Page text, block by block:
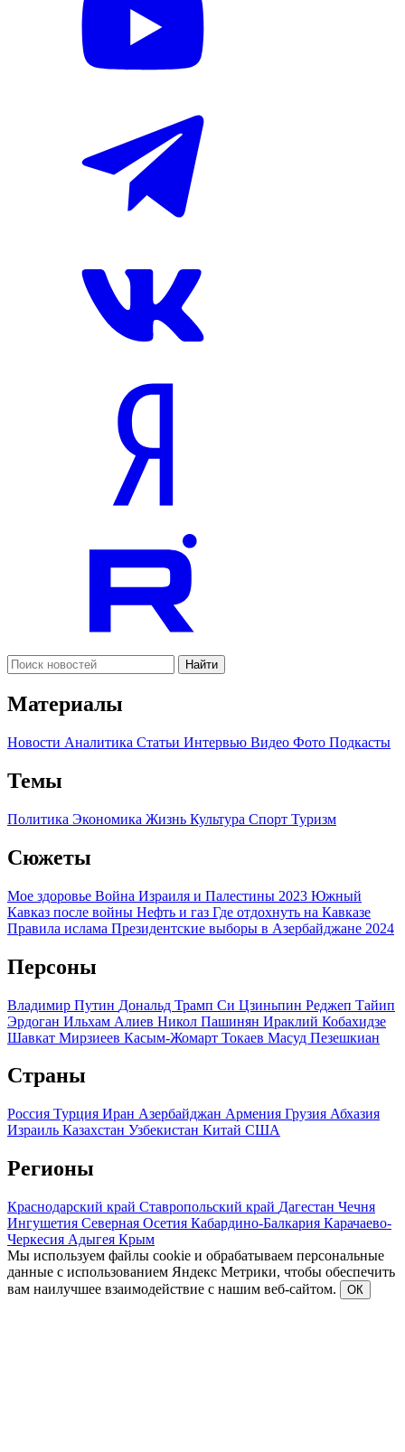
Найти
Материалы
Новости Аналитика Статьи Интервью Видео Фото Подкасты
Темы
Политика Экономика Жизнь Культура Спорт Туризм
Сюжеты
Мое здоровье Война Израиля и Палестины 2023 Южный
Кавказ после войны Нефть и газ Где отдохнуть на Кавказе
Правила ислама Президентские выборы в Азербайджане 2024
Персоны
Владимир Путин Дональд Трамп Си Цзиньпин Реджеп Тайип
Эрдоган Ильхам Алиев Никол Пашинян Ираклий Кобахидзе
Шавкат Мирзиеев Касым-Жомарт Токаев Масуд Пезешкиан
Страны
Россия Турция Иран Азербайджан Армения Грузия Абхазия
Израиль Казахстан Узбекистан Китай США
Регионы
Краснодарский край Ставропольский край Дагестан Чечня
Ингушетия Северная Осетия Кабардино-Балкария Карачаево-
Черкесия Адыгея Крым
Мы используем файлы cookie и обрабатываем персональные
данные с использованием Яндекс Метрики, чтобы обеспечить
вам наилучшее взаимодействие с нашим веб-сайтом.
ОК